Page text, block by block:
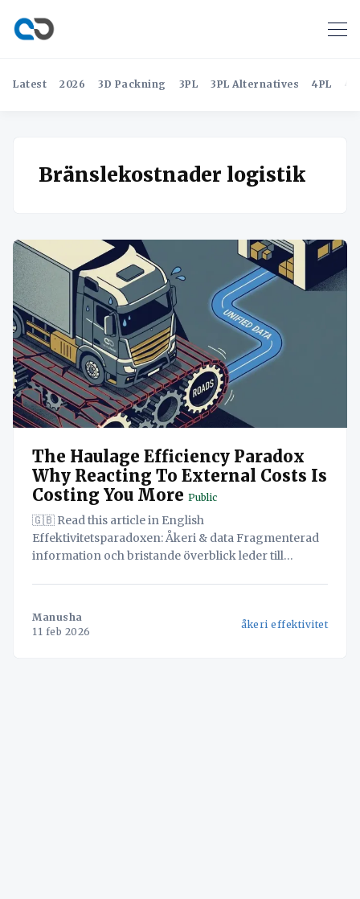
Latest 2026 3D Packning 3PL 3PL Alternatives 4PL
Bränslekostnader logistik
The Haulage Efficiency Paradox
Why Reacting To External Costs Is
Costing You More Public
🇬🇧 Read this article in English
Effektivitetsparadoxen: Åkeri & data Fragmenterad
information och bristande överblick leder till
och en försämrad kritisk infrastruktur tvingas
Manusha
11 feb 2026
åkeri effektivitet